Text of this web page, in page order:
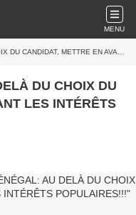
MENU
EN AVANT LES INTÉRÊTS POPULAIRES!!!
DU CHOIX DU
LES INTÉRÊTS